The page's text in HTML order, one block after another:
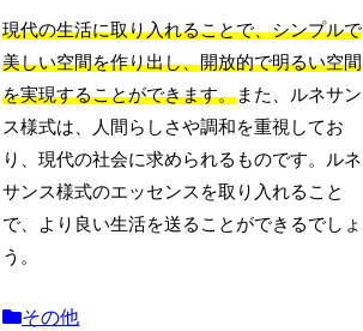
現代の生活に取り入れることで、シンプルで
美しい空間を作り出し、開放的で明るい空間
を実現することができます。また、ルネサン
ス様式は、人間らしさや調和を重視してお
り、現代の社会に求められるものです。ルネ
サンス様式のエッセンスを取り入れること
で、より良い生活を送ることができるでしょ
う。
その他